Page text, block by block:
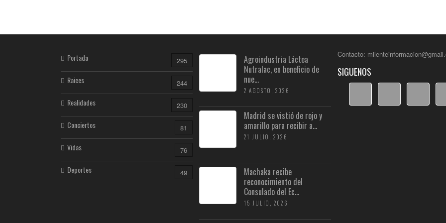
Portada 295
Raices 244
Realidades 230
Conciertos 81
Vidas 76
Deportes 49
Agroindustria Láctea
Nutralac, en beneficio de
nue...
2 AGOSTO, 2026
Madrid se vistió de rojo y
amarillo para recibir a...
21 JULIO, 2026
Machaka recibe
reconocimiento del
Consulado del Ec...
15 JULIO, 2026
Contacto:
SIGUENOS